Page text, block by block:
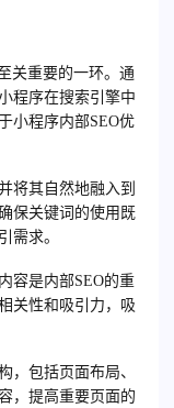
关重要的一环。通
程序在搜索引擎中
小程序内部SEO优
将其自然地融入到
保关键词的使用既
需求。
容是内部SEO的重
关性和吸引力，吸
，包括页面布局、
，提高重要页面的